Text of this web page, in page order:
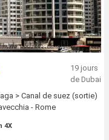
19 jours
de Dubai
> Canal de suez (sortie)
- Rome
4X